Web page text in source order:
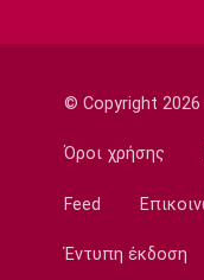
είσοδος στα
Super League 1
Παναθηναϊκός:
18:45
Εθνικές Μπάσκετ
© Copyright
Όροι χρήσης
Feed
Έντυπη έκδοση